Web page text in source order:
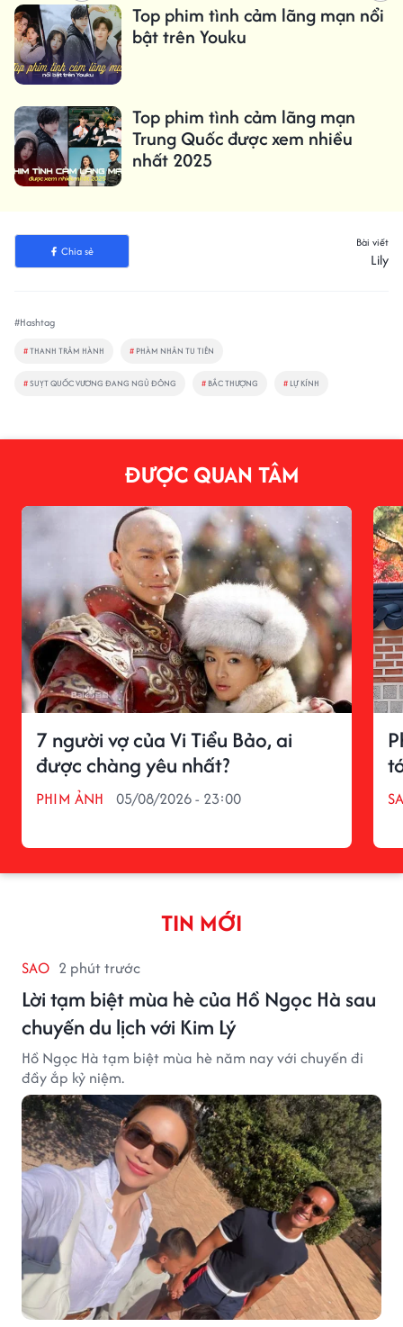
Top phim tình cảm lãng mạn nổi
bật trên Youku
Top phim tình cảm lãng mạn
Trung Quốc được xem nhiều
nhất 2025
Chia sẻ
Bài viết
Lily
#Hashtag
#THANH TRÂM HÀNH # PHÀM NHÂN TU TIÊN
#SUỴT QUỐC VƯƠNG ĐANG NGỦ ĐÔNG # BẮC THƯỢNG # LỰ KÍNH
ĐƯỢC QUAN TÂM
7 người vợ của Vi Tiểu Bảo, ai
được chàng yêu nhất?
PHIM ẢNH 05/08/2026 - 23:00
TIN MỚI
SAO 2 phút trước
Lời tạm biệt mùa hè của Hồ Ngọc Hà sau
chuyến du lịch với Kim Lý
Hồ Ngọc Hà tạm biệt mùa hè năm nay với chuyến đi
đầy ắp kỷ niệm.